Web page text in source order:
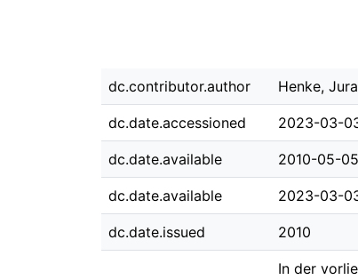
dc.contributor.author Henke,
dc.date.accessioned 2023-03-
dc.date.available 2010-05-
dc.date.available 2023-03-
dc.date.issued 2010
In der